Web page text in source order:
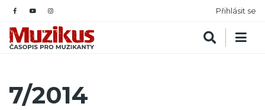
Přihlásit se
7/2014